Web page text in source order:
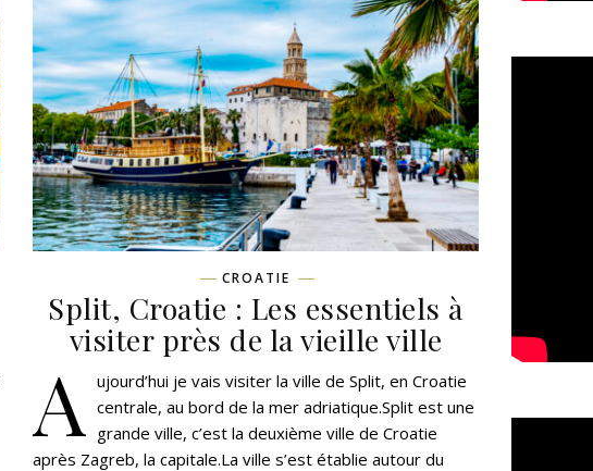
CROATIE
Split, Croatie : Les essentiels à
visiter près de la vieille ville
A ujourd’hui je vais visiter la ville de Split, en Croatie
centrale, au bord de la mer adriatique.Split est une
grande ville, c’est la deuxième ville de Croatie
après Zagreb, la capitale.La ville s’est établie autour du